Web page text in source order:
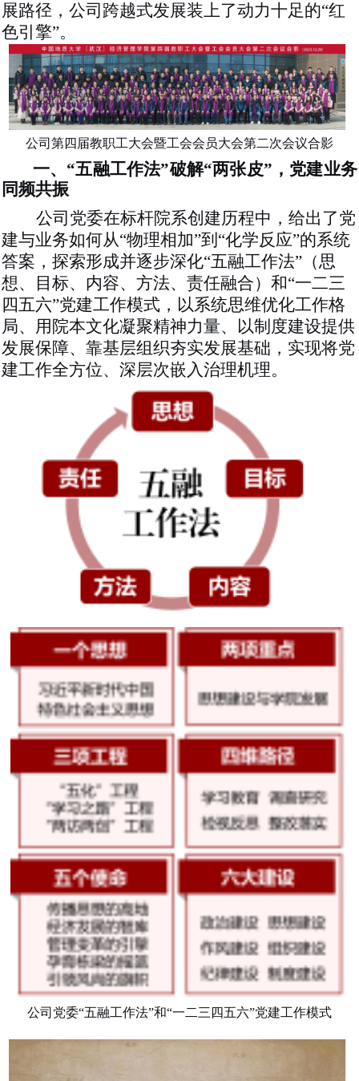
展路径，公司跨越式发展装上了动力十足的“红
色引擎”。
公司第四届教职工大会暨工会会员大会第二次会议合影
一、 “五融工作法”破解“两张皮”，党建业务
同频共振
公司党委在标杆院系创建历程中，给出了党
建与业务如何从“物理相加”到“化学反应”的系统
答案，探索形成并逐步深化“五融工作法”（思
想、目标、内容、方法、责任融合）和“一二三
四五六”党建工作模式，以系统思维优化工作格
局、用院本文化凝聚精神力量、以制度建设提供
发展保障、靠基层组织夯实发展基础，实现将党
建工作全方位、深层次嵌入治理机理。
公司党委“五融工作法”和“一二三四五六”党建工作模式